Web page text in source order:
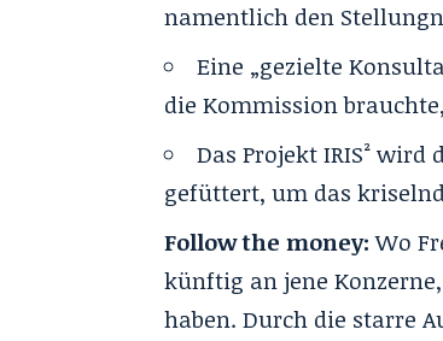
namentlich den
Eine „gezielte
die Kommission
Das Projekt IRIS²
gefüttert, um das
Follow the money:Wo
künftig an jene
haben. Durch die starre